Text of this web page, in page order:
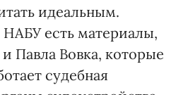
идеальным.
есть материалы,
Павла Вовка, которые
судебная